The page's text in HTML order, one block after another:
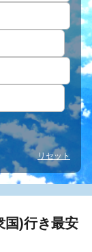
リセット
国)行き最安